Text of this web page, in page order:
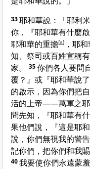
33耶和華說：「耶利
你，『耶和華有什麼
耶和華的重擔[a] ，耶
知、祭司或百姓宣稱
家。
35你們各人要問
覆？』或『耶和華說了
的啟示，因為你們把
活的上帝——萬軍之耶
問先知，『耶和華有
果他們說，『這是耶
說，你們無視我的警
記你們，把你們和我
40我要使你們永遠蒙